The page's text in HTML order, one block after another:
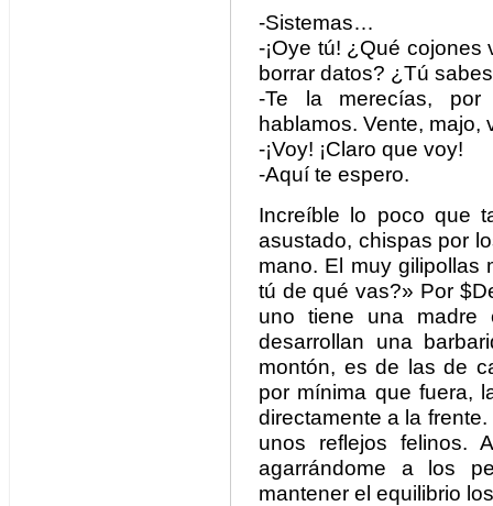
-Sistemas…
-¡Oye tú! ¿Qué
borrar datos? ¿Tú
-Te la merecías, por
hablamos. Vente, majo,
-¡Voy! ¡Claro que voy!
-Aquí te espero.
Increíble lo poco que
asustado, chispas por
mano. El muy gilipollas
tú de qué vas?» Por
uno tiene una
desarrollan una
montón, es de las de
por mínima que fuera,
directamente a la
unos reflejos felinos.
agarrándome a los
mantener el equilibrio